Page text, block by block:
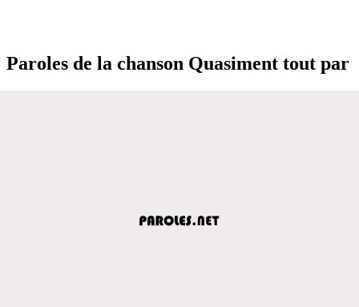
Paroles de la chanson Quasiment tout par